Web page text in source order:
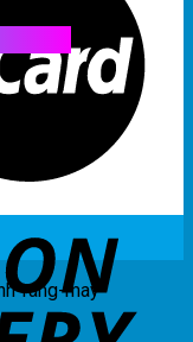
rang-may-